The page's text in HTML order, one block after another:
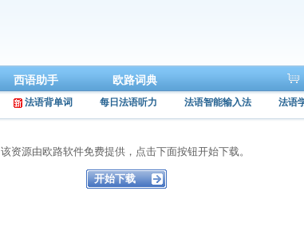
西语助手 欧路词典
法语背单词 每日法语听力 法语智能输入法 法语
该资源由欧路软件免费提供，点击下面按钮开始下载。